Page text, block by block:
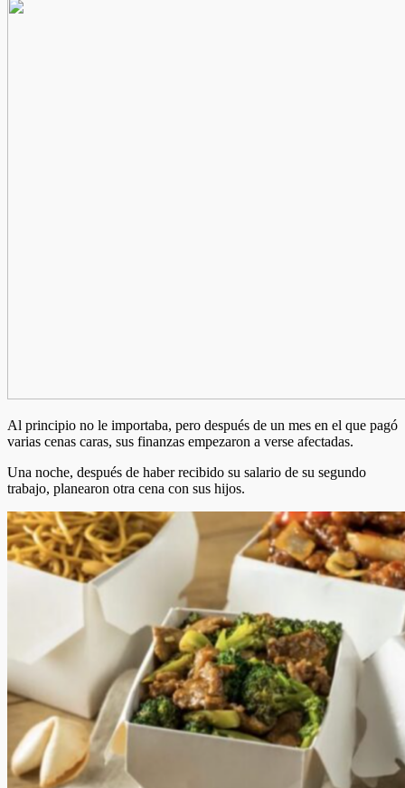
Al principio no le importaba, pero después de un mes en el que pagó
varias cenas caras, sus finanzas empezaron a verse afectadas.
Una noche, después de haber recibido su salario de su segundo
trabajo, planearon otra cena con sus hijos.